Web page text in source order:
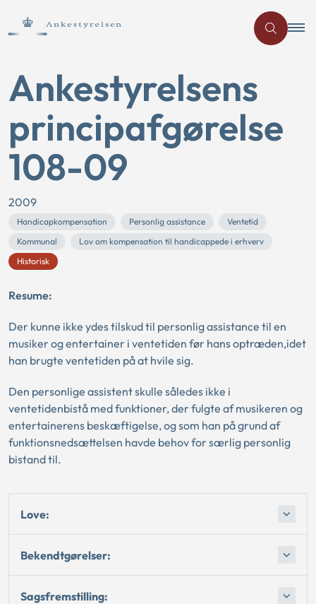
Ankestyrelsens
principafgørelse
108-09
2009
Handicapkompensation Personlig assistance
Ventetid
Kommunal
Lov om kompensation til handicappede i erhverv
Historisk
Resume:
Der kunne ikke ydes tilskud til personlig assistance til en
musiker og entertainer i ventetiden før hans optræden,idet
han brugte ventetiden på at hvile sig.
Den personlige assistent skulle således ikke i
ventetidenbistå med funktioner, der fulgte af musikeren og
entertainerens beskæftigelse, og som han på grund af
funktionsnedsættelsen havde behov for særlig personlig
bistand til.
Love:
Bekendtgørelser:
Sagsfremstilling: